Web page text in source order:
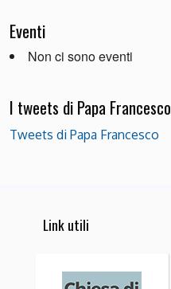
Eventi
Non ci sono eventi
I tweets di Papa Francesco
Tweets di Papa Francesco
Link utili